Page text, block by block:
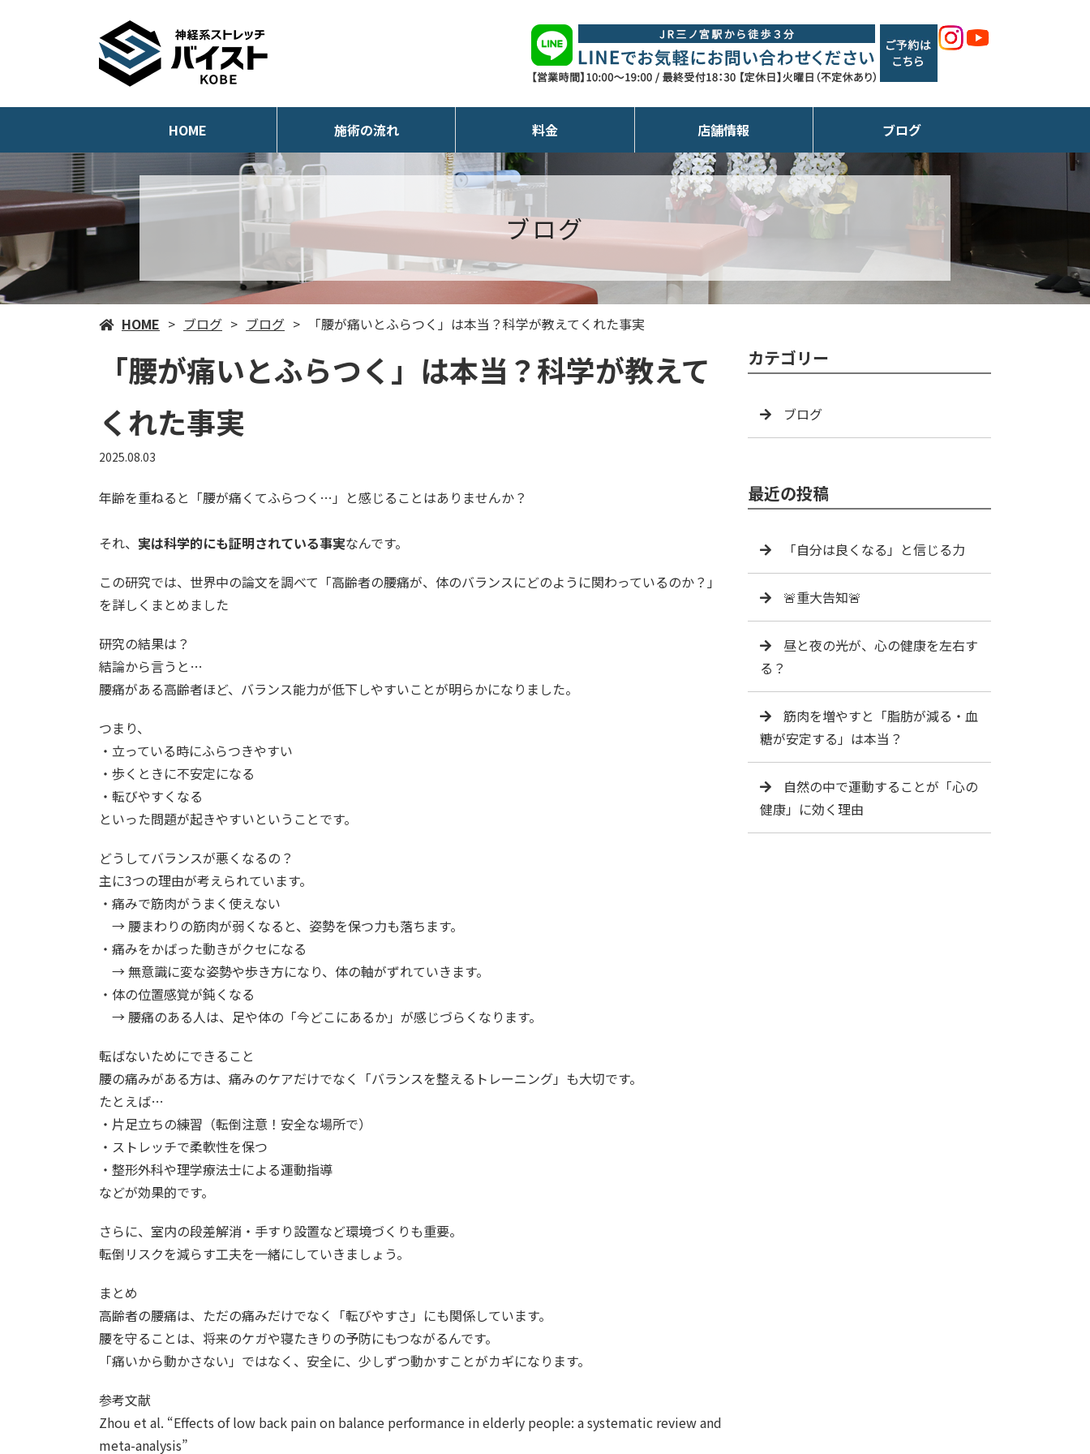
HOME 施術の流れ 料金 店舗情報 ブログ
ブログ
HOME ブログ ブログ 「腰が痛いとふらつく」は本当？科学が教えてくれた事実
「腰が痛いとふらつく」は本当？科学が教えて
くれた事実
2025.08.03
年齢を重ねると「腰が痛くてふらつく…」と感じることはありませんか？
それ、 実は科学的にも証明されている事実なんです。
この研究では、世界中の論文を調べて「高齢者の腰痛が、体のバランスにどのように関わっているのか？」
を詳しくまとめました
研究の結果は？
結論から言うと…
腰痛がある高齢者ほど、バランス能力が低下しやすいことが明らかになりました。
つまり、
・立っている時にふらつきやすい
・歩くときに不安定になる
・転びやすくなる
といった問題が起きやすいということです。
どうしてバランスが悪くなるの？
主に3つの理由が考えられています。
・痛みで筋肉がうまく使えない
→ 腰まわりの筋肉が弱くなると、姿勢を保つ力も落ちます。
・痛みをかばった動きがクセになる
→ 無意識に変な姿勢や歩き方になり、体の軸がずれていきます。
・体の位置感覚が鈍くなる
→ 腰痛のある人は、足や体の「今どこにあるか」が感じづらくなります。
転ばないためにできること
腰の痛みがある方は、痛みのケアだけでなく「バランスを整えるトレーニング」も大切です。
たとえば…
・片足立ちの練習（転倒注意！安全な場所で）
・ストレッチで柔軟性を保つ
・整形外科や理学療法士による運動指導
などが効果的です。
さらに、室内の段差解消・手すり設置など環境づくりも重要。
転倒リスクを減らす工夫を一緒にしていきましょう。
まとめ
高齢者の腰痛は、ただの痛みだけでなく「転びやすさ」にも関係しています。
腰を守ることは、将来のケガや寝たきりの予防にもつながるんです。
「痛いから動かさない」ではなく、安全に、少しずつ動かすことがカギになります。
参考文献
Zhou et al. “Effects of low back pain on balance performance in elderly people: a systematic review and
meta-analysis”
カテゴリー
ブログ
最近の投稿
「自分は良くなる」と信じる力
🚨重大告知🚨
昼と夜の光が、心の健康を左右す
る？
筋肉を増やすと「脂肪が減る・血
糖が安定する」は本当？
自然の中で運動することが「心の
健康」に効く理由